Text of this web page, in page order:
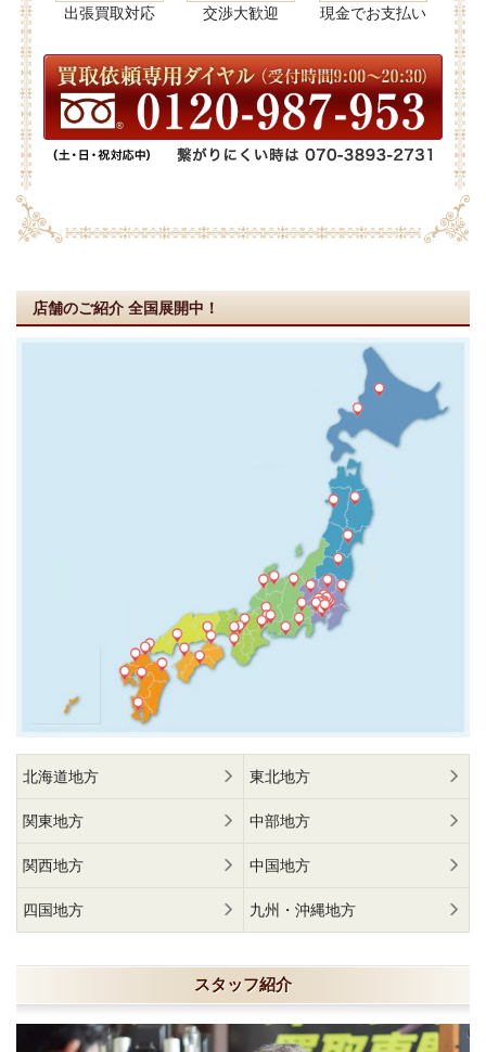
出張買取対応 交渉大歓迎 現金でお支払い
店舗のご紹介 全国展開中！
北海道地方 東北地方
関東地方 中部地方
関西地方 中国地方
四国地方 九州・沖縄地方
スタッフ紹介